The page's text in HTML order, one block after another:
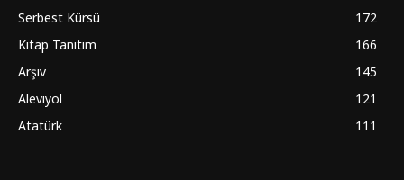
Serbest Kürsü
172
Kitap Tanıtım
166
Arşiv
145
Aleviyol
121
Atatürk
111